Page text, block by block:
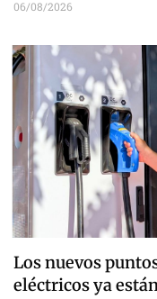
06/08/2026
Los nuevos
eléctricos ya